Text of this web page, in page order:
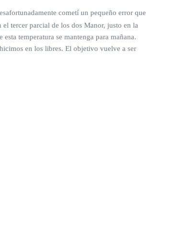
cometí un pequeño error que
tercer parcial de los dos Manor, justo en la
temperatura se mantenga para mañana.
en los libres. El objetivo vuelve a ser